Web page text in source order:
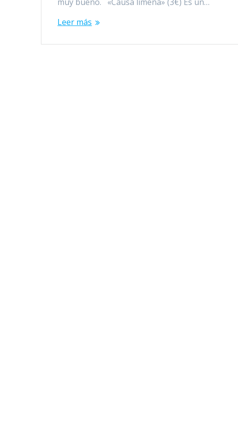
Leer más